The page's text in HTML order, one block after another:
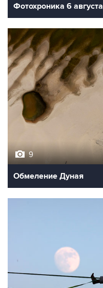
Фотохроника 6 августа
9
Обмеление Дуная